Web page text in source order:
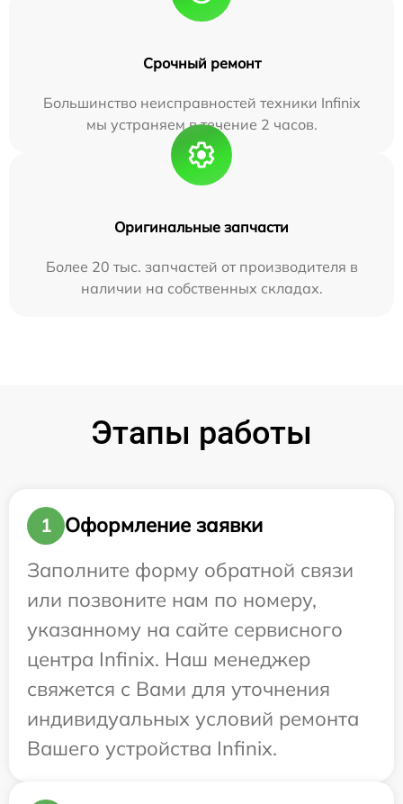
Срочный ремонт
Большинство неисправностей техники Infinix
мы устраняем в течение 2 часов.
Оригинальные запчасти
Более 20 тыс. запчастей от производителя в
наличии на собственных складах.
Этапы работы
1
Оформление заявки
Заполните форму обратной связи
или позвоните нам по номеру,
указанному на сайте сервисного
центра Infinix. Наш менеджер
свяжется с Вами для уточнения
индивидуальных условий ремонта
Вашего устройства Infinix.